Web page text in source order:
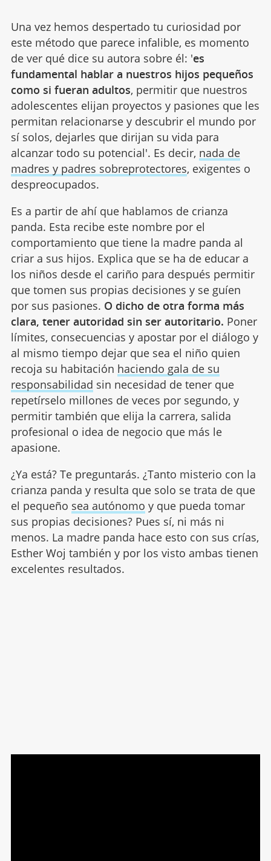
Una vez hemos despertado tu curiosidad por
este método que parece infalible, es momento
de ver qué dice su autora sobre él: 'es
fundamental hablar a nuestros hijos pequeños
como si fueran adultos, permitir que nuestros
adolescentes elijan proyectos y pasiones que les
permitan relacionarse y descubrir el mundo por
sí solos, dejarles que dirijan su vida para
alcanzar todo su potencial'. Es decir, nada de
madres y padres sobreprotectores, exigentes o
despreocupados.
Es a partir de ahí que hablamos de crianza
panda. Esta recibe este nombre por el
comportamiento que tiene la madre panda al
criar a sus hijos. Explica que se ha de educar a
los niños desde el cariño para después permitir
que tomen sus propias decisiones y se guíen
por sus pasiones. O dicho de otra forma más
clara, tener autoridad sin ser autoritario. Poner
límites, consecuencias y apostar por el diálogo y
al mismo tiempo dejar que sea el niño quien
recoja su habitación haciendo gala de su
responsabilidad sin necesidad de tener que
repetírselo millones de veces por segundo, y
permitir también que elija la carrera, salida
profesional o idea de negocio que más le
apasione.
¿Ya está? Te preguntarás. ¿Tanto misterio con la
crianza panda y resulta que solo se trata de que
el pequeño sea autónomo y que pueda tomar
sus propias decisiones? Pues sí, ni más ni
menos. La madre panda hace esto con sus crías,
Esther Woj también y por los visto ambas tienen
excelentes resultados.